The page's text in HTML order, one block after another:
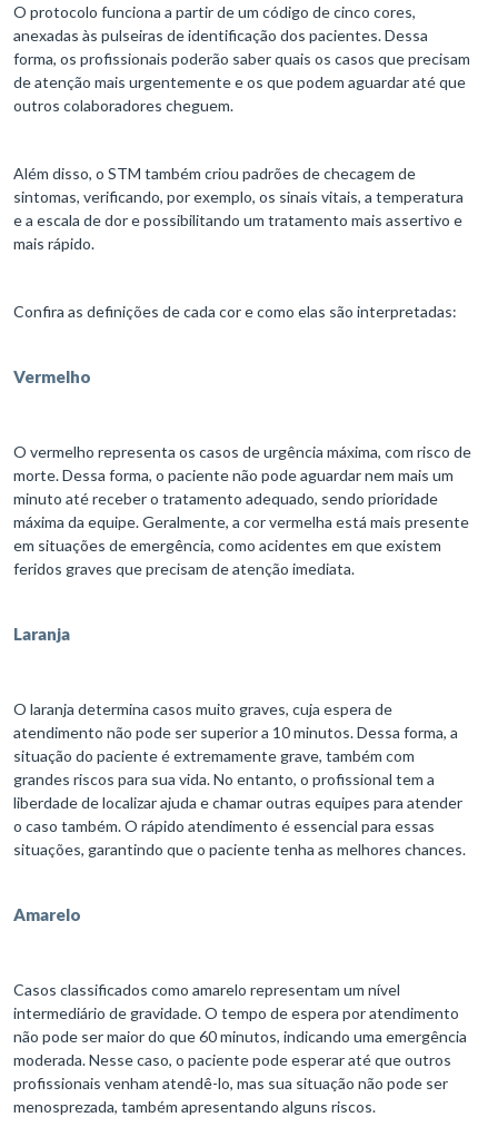
O protocolo funciona a partir de um código de cinco cores,
anexadas às pulseiras de identificação dos pacientes. Dessa
forma, os profissionais poderão saber quais os casos que precisam
de atenção mais urgentemente e os que podem aguardar até que
outros colaboradores cheguem.
Além disso, o STM também criou padrões de checagem de
sintomas, verificando, por exemplo, os sinais vitais, a temperatura
e a escala de dor e possibilitando um tratamento mais assertivo e
mais rápido.
Confira as definições de cada cor e como elas são interpretadas:
Vermelho
O vermelho representa os casos de urgência máxima, com risco de
morte. Dessa forma, o paciente não pode aguardar nem mais um
minuto até receber o tratamento adequado, sendo prioridade
máxima da equipe. Geralmente, a cor vermelha está mais presente
em situações de emergência, como acidentes em que existem
feridos graves que precisam de atenção imediata.
Laranja
O laranja determina casos muito graves, cuja espera de
atendimento não pode ser superior a 10 minutos. Dessa forma, a
situação do paciente é extremamente grave, também com
grandes riscos para sua vida. No entanto, o profissional tem a
liberdade de localizar ajuda e chamar outras equipes para atender
o caso também. O rápido atendimento é essencial para essas
situações, garantindo que o paciente tenha as melhores chances.
Amarelo
Casos classificados como amarelo representam um nível
intermediário de gravidade. O tempo de espera por atendimento
não pode ser maior do que 60 minutos, indicando uma emergência
moderada. Nesse caso, o paciente pode esperar até que outros
profissionais venham atendê-lo, mas sua situação não pode ser
menosprezada, também apresentando alguns riscos.